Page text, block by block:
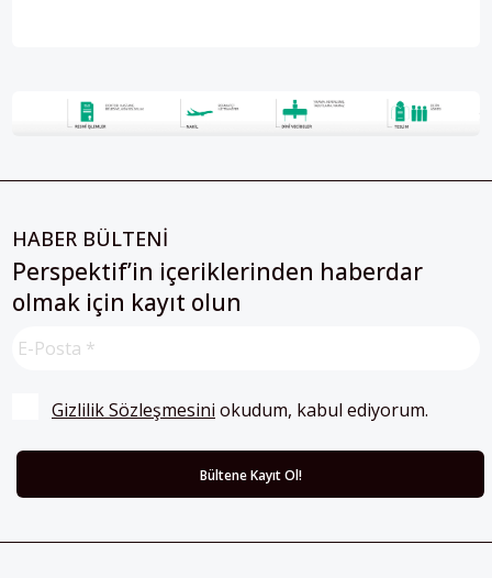
HABER BÜLTENİ
Perspektif’in içeriklerinden haberdar
olmak için kayıt olun
Gizlilik Sözleşmesini okudum, kabul ediyorum.